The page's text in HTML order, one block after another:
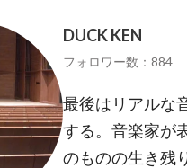
DUCK KEN
フォロワー数：884
最後はリアルな
する。音楽家が
のものの生き残